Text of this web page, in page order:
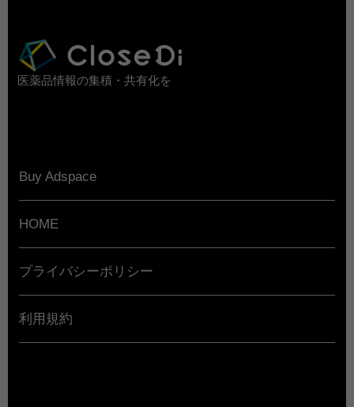
医薬品情報の集積・共有化を
Buy Adspace
HOME
プライバシーポリシー
利用規約